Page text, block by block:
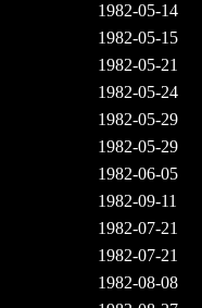
1982-05-14
1982-05-15
1982-05-21
1982-05-24
1982-05-29
1982-05-29
1982-06-05
1982-09-11
1982-07-21
1982-07-21
1982-08-08